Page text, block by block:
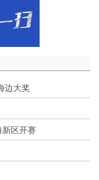
边大奖
区开赛